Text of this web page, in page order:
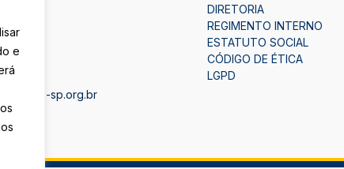
e
17h.
sp.org.br
DIRETORIA
REGIMENTO INTERNO
ESTATUTO SOCIAL
CÓDIGO DE ÉTICA
LGPD